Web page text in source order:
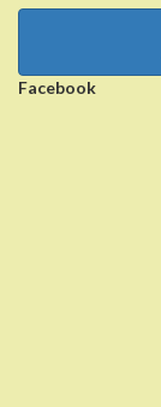
Facebook